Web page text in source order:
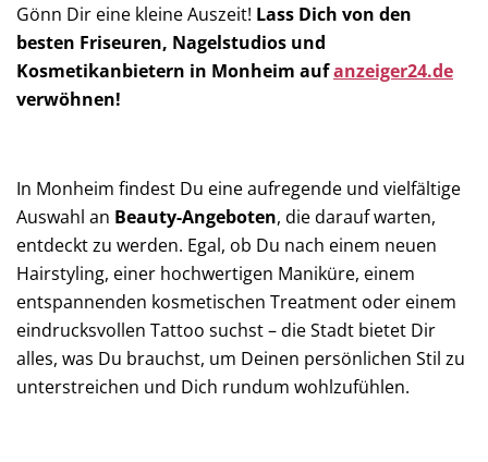
Gönn Dir eine kleine Auszeit! Lass Dich von den
besten Friseuren, Nagelstudios und
Kosmetikanbietern in Monheim aufanzeiger24.de
verwöhnen!
In Monheim findest Du eine aufregende und vielfältige
Auswahl an Beauty-Angeboten, die darauf warten,
entdeckt zu werden. Egal, ob Du nach einem neuen
Hairstyling, einer hochwertigen Maniküre, einem
entspannenden kosmetischen Treatment oder einem
eindrucksvollen Tattoo suchst – die Stadt bietet Dir
alles, was Du brauchst, um Deinen persönlichen Stil zu
unterstreichen und Dich rundum wohlzufühlen.